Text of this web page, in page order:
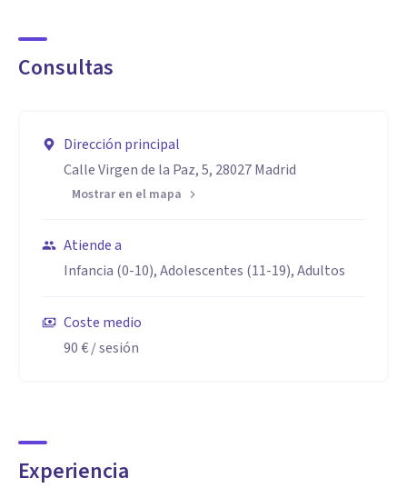
Consultas
Dirección principal
Calle Virgen de la Paz, 5, 28027 Madrid
Mostrar en el mapa
Atiende a
Infancia (0-10), Adolescentes (11-19), Adultos
Coste medio
90 €/ sesión
Experiencia